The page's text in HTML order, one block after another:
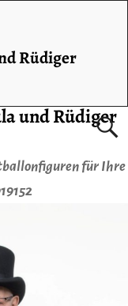
und Rüdiger
für Ihre
Rüdiger